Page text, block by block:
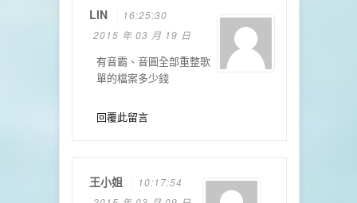
LIN
16:25:30
2015 年 03 月 19 日
有音霸、音圓全部重整歌
單的檔案多少錢
回覆此留言
王小姐
10:17:54